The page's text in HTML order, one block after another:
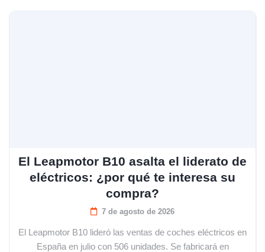
El Leapmotor B10 asalta el liderato de
eléctricos: ¿por qué te interesa su
compra?
7 de agosto de 2026
El Leapmotor B10 lideró las ventas de coches eléctricos en
España en julio con 506 unidades. Se fabricará en